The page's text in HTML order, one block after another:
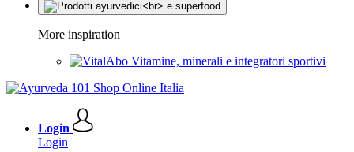
More inspiration
Vitamine, minerali e integratori sportivi
Login
Login